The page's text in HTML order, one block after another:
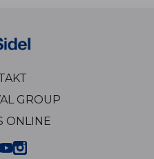
GROUP
ONLINE